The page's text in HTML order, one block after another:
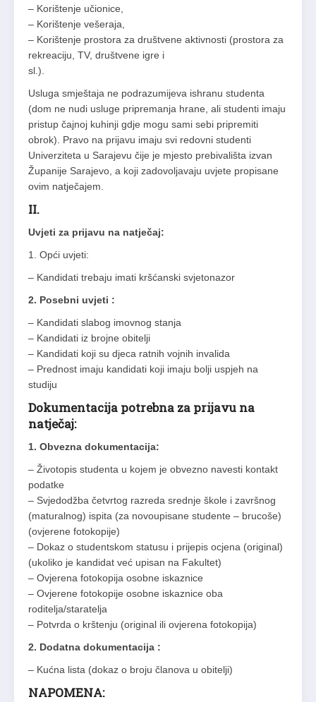
– Korištenje učionice,
– Korištenje vešeraja,
– Korištenje prostora za društvene aktivnosti (prostora za
rekreaciju, TV, društvene igre i
sl.).
Usluga smještaja ne podrazumijeva ishranu studenta
(dom ne nudi usluge pripremanja hrane, ali studenti imaju
pristup čajnoj kuhinji gdje mogu sami sebi pripremiti
obrok). Pravo na prijavu imaju svi redovni studenti
Univerziteta u Sarajevu čije je mjesto prebivališta izvan
Županije Sarajevo, a koji zadovoljavaju uvjete propisane
ovim natječajem.
II.
Uvjeti za prijavu na natječaj:
1. Opći uvjeti:
– Kandidati trebaju imati kršćanski svjetonazor
2. Posebni uvjeti :
– Kandidati slabog imovnog stanja
– Kandidati iz brojne obitelji
– Kandidati koji su djeca ratnih vojnih invalida
– Prednost imaju kandidati koji imaju bolji uspjeh na
studiju
Dokumentacija potrebna za prijavu na
natječaj:
1. Obvezna dokumentacija:
– Životopis studenta u kojem je obvezno navesti kontakt
podatke
– Svjedodžba četvrtog razreda srednje škole i završnog
(maturalnog) ispita (za novoupisane studente – brucoše)
(ovjerene fotokopije)
– Dokaz o studentskom statusu i prijepis ocjena (original)
(ukoliko je kandidat već upisan na Fakultet)
– Ovjerena fotokopija osobne iskaznice
– Ovjerene fotokopije osobne iskaznice oba
roditelja/staratelja
– Potvrda o krštenju (original ili ovjerena fotokopija)
2. Dodatna dokumentacija :
– Kućna lista (dokaz o broju članova u obitelji)
NAPOMENA: